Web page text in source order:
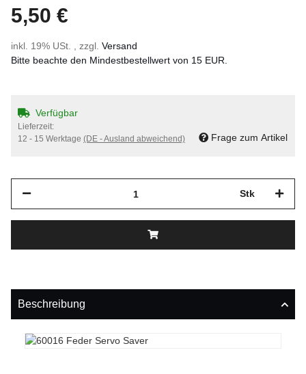
5,50 €
inkl. 19% USt. , zzgl. Versand
Bitte beachte den Mindestbestellwert von 15 EUR.
Verfügbar
Lieferzeit:
12 - 15 Werktage (DE - Ausland abweichend) Frage zum Artikel
Stk
Beschreibung